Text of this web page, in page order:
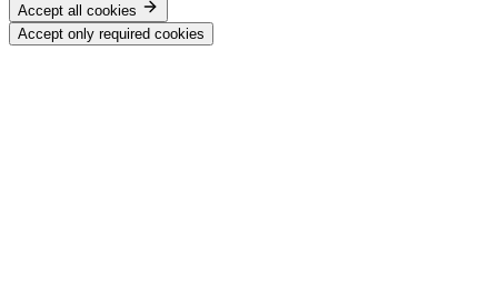
Accept all cookies
Accept only required cookies